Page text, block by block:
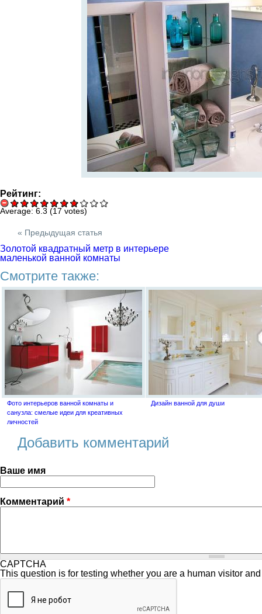
Рейтинг:
Average: 6.3 (17 votes)
« Предыдущая статья
Золотой квадратный метр в интерьере
маленькой ванной комнаты
Смотрите также:
Дизайн ванной для души
Фото интерьеров ванной комнаты и
санузла: смелые идеи для креативных
личностей
Добавить комментарий
Ваше имя
Комментарий *
CAPTCHA
This question is for testing whether you are a human visitor